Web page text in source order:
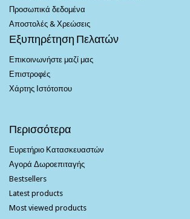
Προσωπικά δεδομένα
Αποστολές & Χρεώσεις
Εξυπηρέτηση Πελατών
Επικοινωνήστε μαζί μας
Επιστροφές
Χάρτης Ιστότοπου
Περισσότερα
Ευρετήριο Κατασκευαστών
Αγορά Δωροεπιταγής
Bestsellers
Latest products
Most viewed products